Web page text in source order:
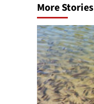
More Stories